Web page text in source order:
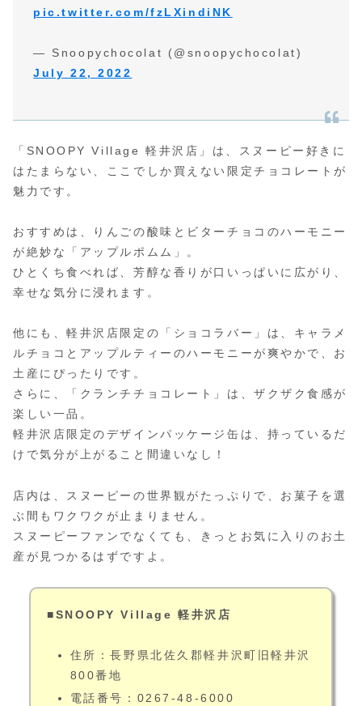
pic.twitter.com/fzLXindiNK
— Snoopychocolat (@snoopychocolat)
July 22, 2022
「SNOOPY Village 軽井沢店」は、スヌーピー好きに
はたまらない、ここでしか買えない限定チョコレートが
魅力です。
おすすめは、りんごの酸味とビターチョコのハーモニー
が絶妙な「アップルポムム」。
ひとくち食べれば、芳醇な香りが口いっぱいに広がり、
幸せな気分に浸れます。
他にも、軽井沢店限定の「ショコラバー」は、キャラメ
ルチョコとアップルティーのハーモニーが爽やかで、お
土産にぴったりです。
さらに、「クランチチョコレート」は、ザクザク食感が
楽しい一品。
軽井沢店限定のデザインパッケージ缶は、持っているだ
けで気分が上がること間違いなし！
店内は、スヌーピーの世界観がたっぷりで、お菓子を選
ぶ間もワクワクが止まりません。
スヌーピーファンでなくても、きっとお気に入りのお土
産が見つかるはずですよ。
■SNOOPY Village 軽井沢店
住所：長野県北佐久郡軽井沢町旧軽井沢
800番地
電話番号：0267-48-6000